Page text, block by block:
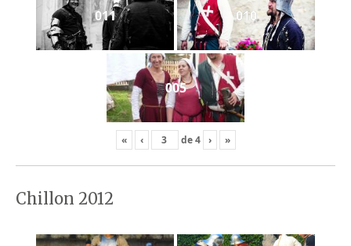
011 010
005
« ‹ de4 › »
Chillon 2012